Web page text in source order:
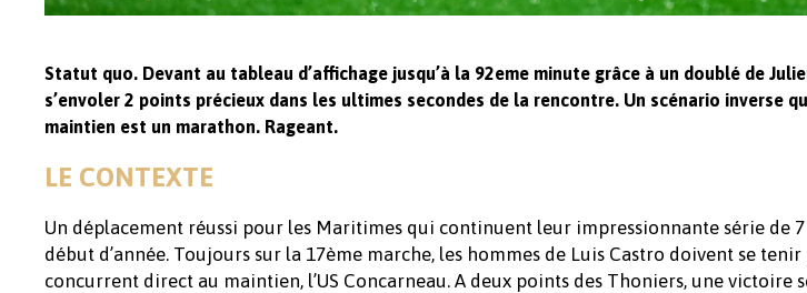
Statut quo. Devant au tableau d’affichage jusqu’à la 92eme minute grâce à un doublé de
s’envoler 2 points précieux dans les ultimes secondes de la rencontre. Un scénario inverse
maintien est un marathon. Rageant.
LE CONTEXTE
Un déplacement réussi pour les Maritimes qui continuent leur impressionnante série de
début d’année. Toujours sur la 17ème marche, les hommes de Luis Castro doivent se
concurrent direct au maintien, l’US Concarneau. A deux points des Thoniers, une victoire